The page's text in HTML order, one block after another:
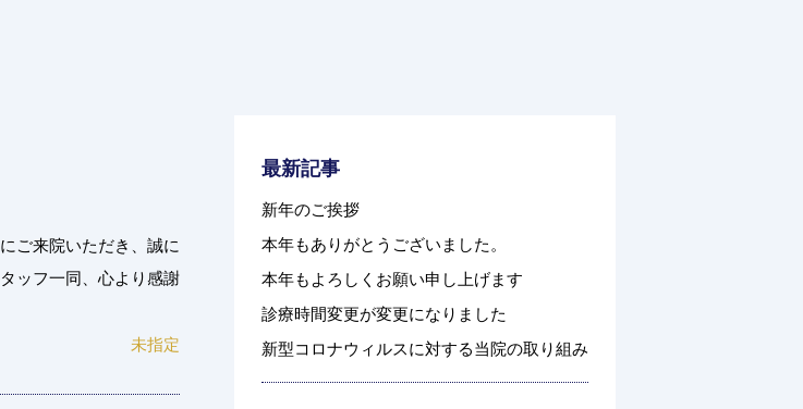
ご来院いただき、誠に
ッフ一同、心より感謝
未指定
最新記事
新年のご挨拶
本年もありがとうございました。
本年もよろしくお願い申し上げます
診療時間変更が変更になりました
新型コロナウィルスに対する当院の取り組み